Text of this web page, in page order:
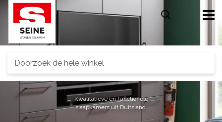
Search
Nolte.
Kwalitatieve en functionele
slaapkamers uit Duitsland.